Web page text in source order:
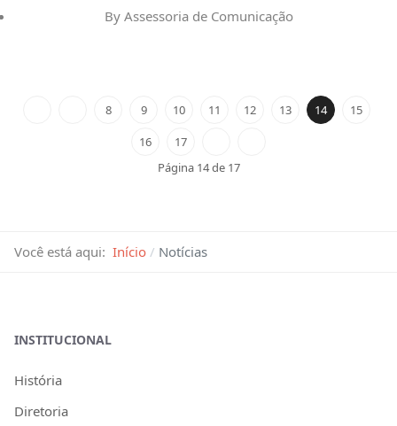
By Assessoria de Comunicação
8 9 10 11 12 13 14
15
16
17
Página 14 de 17
Você está aqui: Início Notícias
INSTITUCIONAL
História
Diretoria